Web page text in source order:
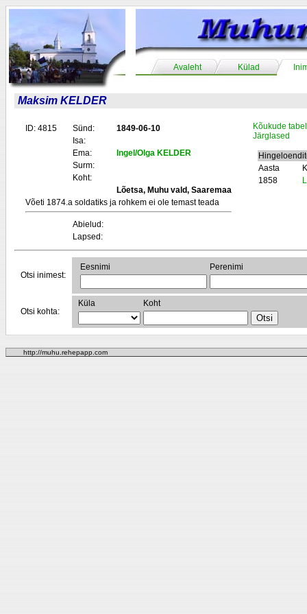
Avaleht Külad
Maksim KELDER
ID: 4815 Sünd:
1849-06-10
Isa:
Ema:
Ingel/Olga KELDER
Surm:
Koht:
Lõetsa, Muhu vald, Saaremaa
Võeti 1874.a soldatiks ja rohkem ei ole temast teada
Abielud:
Lapsed:
Kõukude tabel
Järglased
Aasta
1858
Otsi inimest:
Eesnimi Perenimi
Otsi kohta:
Küla Koht
http://muhu.rehepapp.com